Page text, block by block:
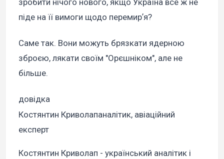
зробити нічого нового, якщо Україна все ж не
піде на її вимоги щодо перемирʼя?
Саме так. Вони можуть брязкати ядерною
зброєю, лякати своїм "Орєшніком", але не
більше.
довідка
Костянтин Криволапаналітик, авіаційний
експерт
Костянтин Криволап - український аналітик і